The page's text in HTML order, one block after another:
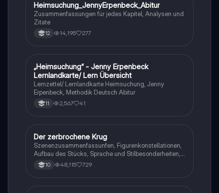
Deutsch
Heimsuchung_JennyErpenbeck_Abitur
Zusammenfassungen für jedes Kapitel, Analysen und
Zitate
12 14,195 277
Deutsch
„Heimsuchung“ - Jenny Erpenbeck
Lernlandkarte/ Lern Übersicht
Lernzettel/ Lernlandkarte Heimsuchung, Jenny
Erpenbeck, Methodik Deutsch Abitur
11 2,567 41
Deutsch
Der zerbrochene Krug
Szenenzusammenfassunfen, Figurenkonstellationen,
Aufbau des Stücks, Sprache und Stilbesonderheiten,
Aussageabsicht, Thematik, Interpretation
10 48,115 729